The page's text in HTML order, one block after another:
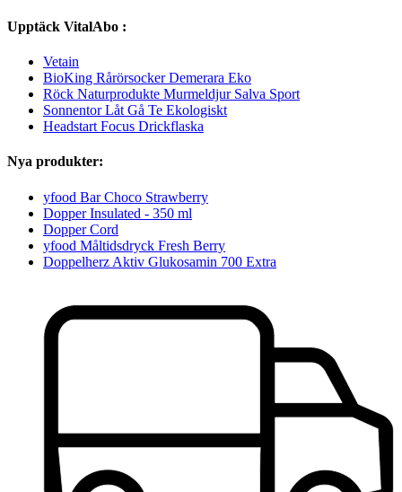
Upptäck VitalAbo :
Vetain
BioKing Rårörsocker Demerara Eko
Röck Naturprodukte Murmeldjur Salva Sport
Sonnentor Låt Gå Te Ekologiskt
Headstart Focus Drickflaska
Nya produkter:
yfood Bar Choco Strawberry
Dopper Insulated - 350 ml
Dopper Cord
yfood Måltidsdryck Fresh Berry
Doppelherz Aktiv Glukosamin 700 Extra